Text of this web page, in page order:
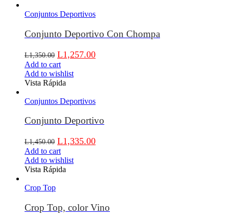
Conjuntos Deportivos
Conjunto Deportivo Con Chompa
L1,350.00 L1,257.00
Add to cart
Add to wishlist
Vista Rápida
Conjuntos Deportivos
Conjunto Deportivo
L1,450.00 L1,335.00
Add to cart
Add to wishlist
Vista Rápida
Crop Top
Crop Top, color Vino